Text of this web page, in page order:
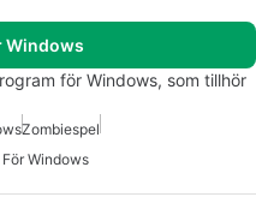
Windows
för Windows, som tillhör
Zombiespel
Windows